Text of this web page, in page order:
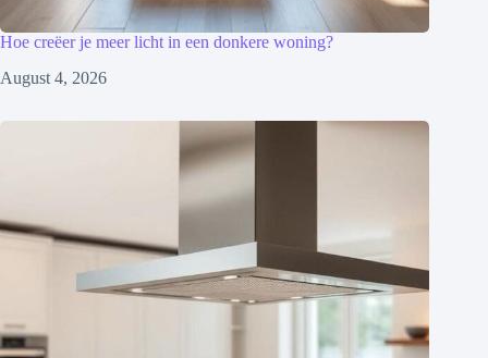
Hoe creëer je meer licht in een donkere woning?
August 4, 2026